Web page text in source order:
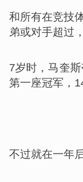
和所有在竞技
弟或对手超过
7岁时，马奎
第一座冠军，
不过就在一年